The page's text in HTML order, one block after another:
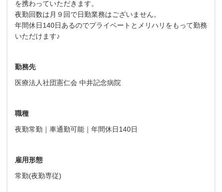
を携わっていただきます。
夜勤回数は月９回で日勤業務はございません。
年間休日140日あるのでプライベートとメリハリをもって勤務
いただけます♪
勤務先
医療法人社団憲仁会 中井記念病院
職種
夜勤常勤｜車通勤可能｜年間休日140日
雇用形態
常勤(夜勤専従)